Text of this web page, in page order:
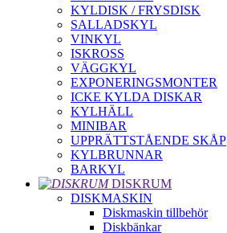
KYLDISK / FRYSDISK
SALLADSKYL
VINKYL
ISKROSS
VÄGGKYL
EXPONERINGSMONTER
ICKE KYLDA DISKAR
KYLHÄLL
MINIBAR
UPPRÄTTSTÅENDE SKÅP
KYLBRUNNAR
BARKYL
DISKRUM
DISKMASKIN
Diskmaskin tillbehör
Diskbänkar